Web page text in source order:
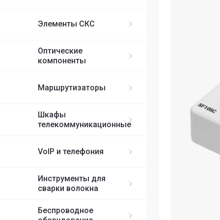
Элементы СКС
Оптические
компоненты
Маршрутизаторы
Шкафы
телекоммуникационные
VoIP и телефония
Инструменты для
сварки волокна
Беспроводное